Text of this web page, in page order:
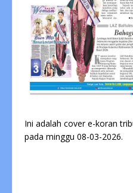
Ini adalah cover e-koran
pada minggu 08-03-2026.